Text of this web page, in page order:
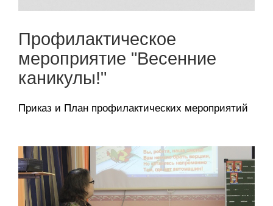
Профилактическое
мероприятие "Весенние
каникулы!"
Приказ и План профилактических мероприятий